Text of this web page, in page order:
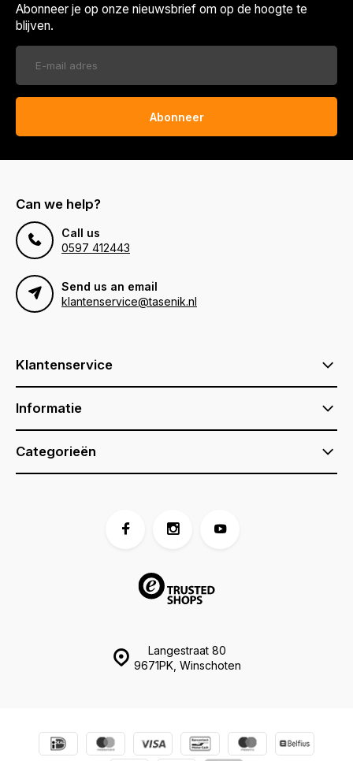
Abonneer je op onze nieuwsbrief om op de hoogte te
blijven.
Abonneer
Can we help?
Call us
0597 412443
Send us an email
klantenservice@tasenik.nl
Klantenservice
Informatie
Categorieën
Langestraat 80
9671PK, Winschoten